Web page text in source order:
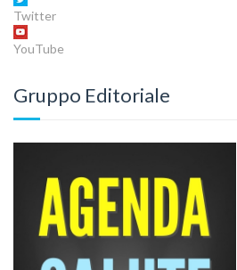
Twitter
YouTube
Gruppo Editoriale